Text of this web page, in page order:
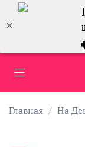
Главная На